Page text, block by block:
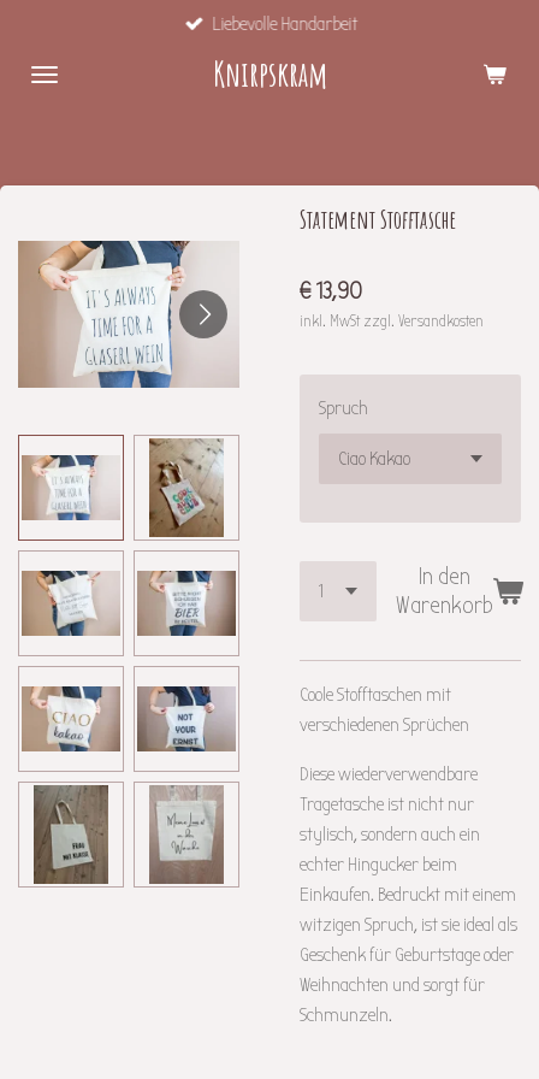
springen
Knirpskram
Liebevolle Handarbeit
Statement Stofftasche
€ 13,90
inkl. MwSt zzgl. Versandkosten
Spruch
In den
Warenkorb
Coole Stofftaschen mit
verschiedenen Sprüchen
Diese wiederverwendbare
Tragetasche ist nicht nur
stylisch, sondern auch ein
echter Hingucker beim
Einkaufen. Bedruckt mit einem
witzigen Spruch, ist sie ideal als
Geschenk für Geburtstage oder
Weihnachten und sorgt für
Schmunzeln.